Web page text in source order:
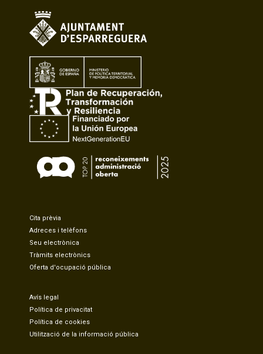
Cita prèvia
Adreces i telèfons
Seu electrònica
Tràmits electrònics
Oferta d'ocupació pública
Avís legal
Política de privacitat
Política de cookies
Utilització de la informació pública